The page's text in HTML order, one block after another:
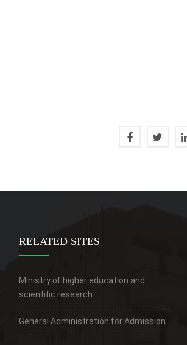
RELATED SITES
Ministry of higher education and
scientific research
General Administration for Admission